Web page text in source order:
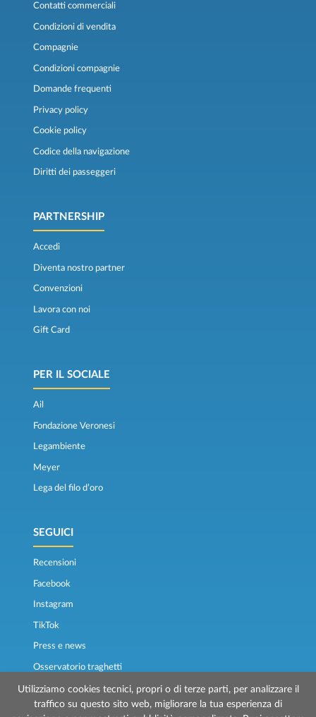
Contatti commerciali
Condizioni di vendita
Compagnie
Condizioni compagnie
Domande frequenti
Privacy policy
Cookie policy
Codice della navigazione
Diritti dei passeggeri
PARTNERSHIP
Accedi
Diventa nostro partner
Convenzioni
Lavora con noi
Gift Card
PER IL SOCIALE
Ail
Fondazione Veronesi
Legambiente
Meyer
Lega del filo d’oro
SEGUICI
Recensioni
Facebook
Instagram
TikTok
Press e news
Osservatorio traghetti
Utilizziamo cookies tecnici, propri o di terze parti, per analizzare il
traffico su questo sito web, migliorare la tua esperienza di